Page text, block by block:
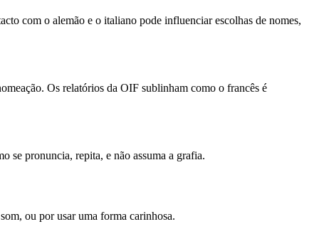
com o alemão e o italiano pode influenciar escolhas de nomes,
Os relatórios da OIF sublinham como o francês é
se pronuncia, repita, e não assuma a grafia.
ou por usar uma forma carinhosa.